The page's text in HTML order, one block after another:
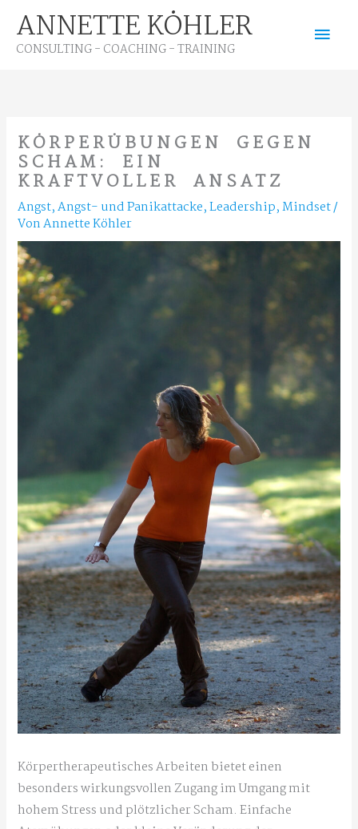
Inhalt
springen
ANNETTE KÖHLER
CONSULTING - COACHING - TRAINING
KÖRPERÜBUNGEN GEGEN
SCHAM: EIN
KRAFTVOLLER ANSATZ
Angst,Angst- und Panikattacke,Leadership,Mindset/
VonAnnette Köhler
Körpertherapeutisches Arbeiten bietet einen
besonders wirkungsvollen Zugang im Umgang mit
hohem Stress und plötzlicher Scham. Einfache